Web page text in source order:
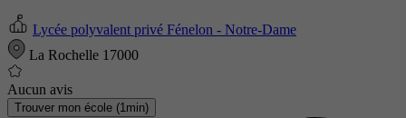
Lycée polyvalent privé Fénelon - Notre-Dame
La Rochelle 17000
Aucun avis
Trouver mon école (1min)